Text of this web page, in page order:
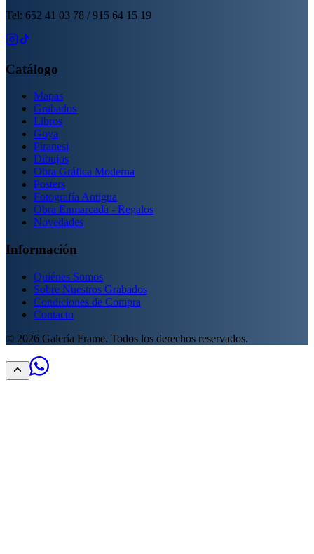
Tel: 652 41 03 78 / 915 64 15 19
Catálogo
Mapas
Grabados
Libros
Goya
Piranesi
Dibujos
Obra Gráfica Moderna
Posters
Fotografía Antigua
Obra Enmarcada - Regalos
Novedades
Información
Quiénes Somos
Sobre Nuestros Grabados
Condiciones de Compra
Contacto
© 2026 Galería Frame. Todos los derechos reservados.